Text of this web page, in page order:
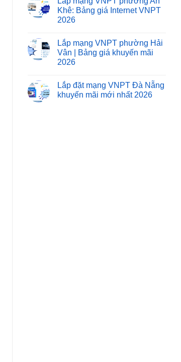
Khê: Bảng giá Internet VNPT
2026
Lắp mạng VNPT phường Hải
Vân | Bảng giá khuyến mãi
2026
Lắp đặt mạng VNPT Đà Nẵng
khuyến mãi mới nhất 2026